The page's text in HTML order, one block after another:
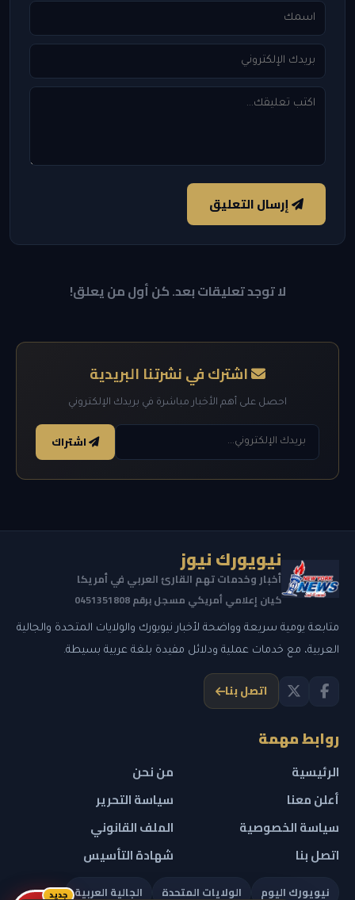
إرسال التعليق
لا توجد تعليقات بعد. كن أول من يعلق!
اشترك في نشرتنا البريدية
احصل على أهم الأخبار مباشرة في بريدك الإلكتروني
اشتراك
نيويورك نيوز
أخبار وخدمات تهم القارئ العربي في أمريكا
كيان إعلامي أمريكي مسجل برقم 0451351808
متابعة يومية سريعة وواضحة لأخبار نيويورك والولايات المتحدة والجالية
العربية، مع خدمات عملية ودلائل مفيدة بلغة عربية بسيطة.
اتصل بنا
روابط مهمة
الرئيسية
من نحن
أعلن معنا
سياسة التحرير
سياسة الخصوصية
الملف القانوني
اتصل بنا
شهادة التأسيس
نيويورك اليوم الولايات المتحدة الجالية العربية جديد